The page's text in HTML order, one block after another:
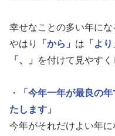
幸せなことの多い年にな
やはり
「から」 は 「より
「、」
を付けて見やすく
・
「今年一年が最良の
たします」
今年がそれだけよい年に